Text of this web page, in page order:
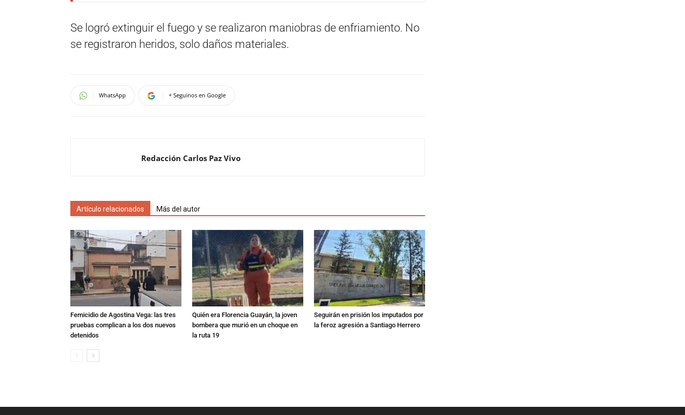
Se logró extinguir el fuego y se realizaron maniobras de enfriamiento. No
se registraron heridos, solo daños materiales.
WhatsApp + Seguinos en Google
Redacción Carlos Paz Vivo
Artículo relacionados Más del autor
Femicidio de Agostina Vega: las tres
pruebas complican a los dos nuevos
detenidos
Quién era Florencia Guayán, la joven
bombera que murió en un choque en
la ruta 19
Seguirán en prisión los imputados por
la feroz agresión a Santiago Herrero